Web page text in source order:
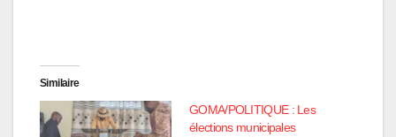
Similaire
GOMA/POLITIQUE : Les
élections municipales